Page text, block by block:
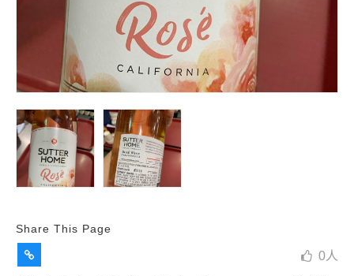
Share This Page
0人